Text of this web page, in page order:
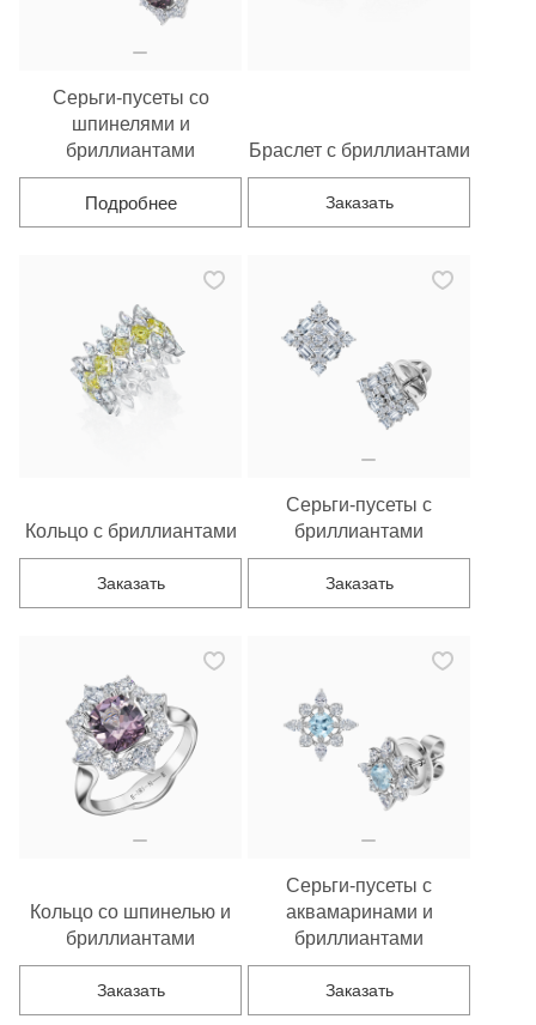
Серьги-пусеты со
шпинелями и
бриллиантами
Подробнее
Браслет с бриллиантами
Заказать
Кольцо с бриллиантами
Заказать
Серьги-пусеты с
бриллиантами
Заказать
Кольцо со шпинелью и
бриллиантами
Заказать
Серьги-пусеты с
аквамаринами и
бриллиантами
Заказать